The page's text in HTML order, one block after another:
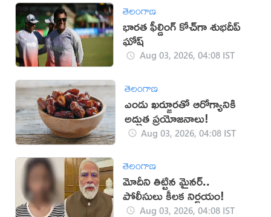
తెలంగాణ
భారత ఫీల్డింగ్ కోచ్‌గా శుభదీప్‌
ఘోష్‌
Aug 03, 2026, 04:08 IST
తెలంగాణ
ఎండు ఖర్జూరతో ఆరోగ్యానికి
అద్భుత ప్రయోజనాలు!
Aug 03, 2026, 04:08 IST
తెలంగాణ
మోదీని తిట్టిన మైనర్..
పోలీసులు కీలక నిర్ణయం!
Aug 03, 2026, 04:08 IST